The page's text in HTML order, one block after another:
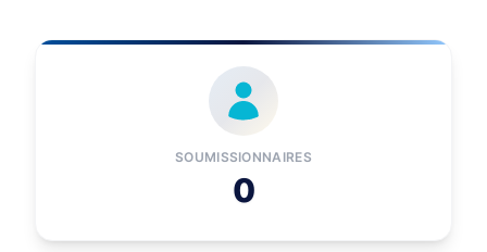
SOUMISSIONNAIRES
0